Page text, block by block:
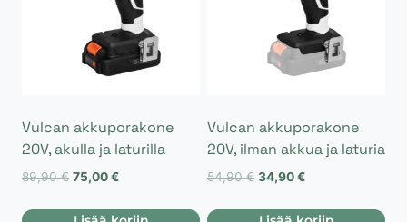
Vulcan akkuporakone
20V, akulla ja laturilla
89,90€ Alkuperäinen
oli:
75,00€Nykyinen
on:
Vulcan akkuporakone
20V, ilman akkua ja laturia
54,90€ Alkuperäinen
oli:
34,90€Nykyinen
on: